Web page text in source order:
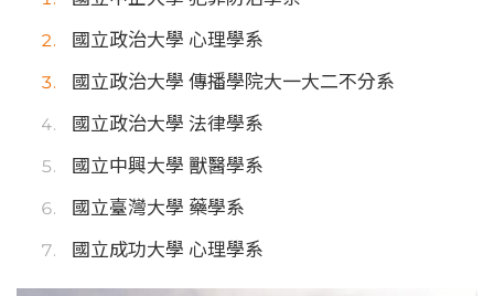
國立政治大學 心理學系
國立政治大學 傳播學院大一大二不分系
國立政治大學 法律學系
國立中興大學 獸醫學系
國立臺灣大學 藥學系
國立成功大學 心理學系